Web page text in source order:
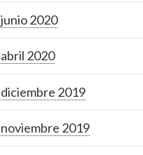
junio 2020
abril 2020
diciembre 2019
noviembre 2019